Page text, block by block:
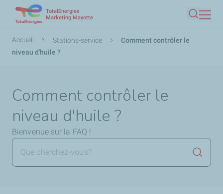
contenu
TotalEnergies
Marketing Mayotte
Fil
d'Ariane
Accueil Stations-service
Comment contrôler le
niveau d'huile ?
Comment contrôler le
niveau d'huile ?
Bienvenue sur la FAQ !